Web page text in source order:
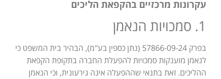
עקרונות מרכזיים בהקפאת הליכים
1. סמכויות הנאמן
בפרק 57866-09-24 (נתן כספין בע"מ), הבהיר בית המשפט כי
לנאמן מוענקות סמכויות להפעלת החברה בתקופת הקפאת
ההליכים. זאת בתנאי שההפעלה אינה גירעונית, וכי הנאמן